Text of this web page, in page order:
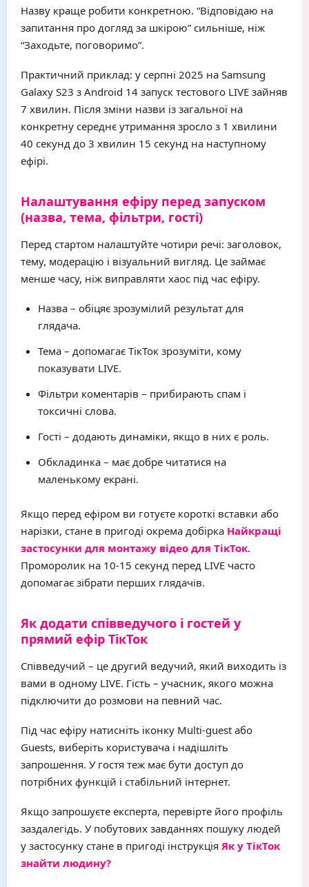
Назву краще робити конкретною. “Відповідаю на
запитання про догляд за шкірою” сильніше, ніж
“Заходьте, поговоримо”.
Практичний приклад: у серпні 2025 на Samsung
Galaxy S23 з Android 14 запуск тестового LIVE зайняв
7 хвилин. Після зміни назви із загальної на
конкретну середнє утримання зросло з 1 хвилини
40 секунд до 3 хвилин 15 секунд на наступному
ефірі.
Налаштування ефіру перед запуском
(назва, тема, фільтри, гості)
Перед стартом налаштуйте чотири речі: заголовок,
тему, модерацію і візуальний вигляд. Це займає
менше часу, ніж виправляти хаос під час ефіру.
Назва – обіцяє зрозумілий результат для
глядача.
Тема – допомагає ТікТок зрозуміти, кому
показувати LIVE.
Фільтри коментарів – прибирають спам і
токсичні слова.
Гості – додають динаміки, якщо в них є роль.
Обкладинка – має добре читатися на
маленькому екрані.
Якщо перед ефіром ви готуєте короткі вставки або
нарізки, стане в пригоді окрема добірка Найкращі
застосунки для монтажу відео для ТікТок.
Проморолик на 10-15 секунд перед LIVE часто
допомагає зібрати перших глядачів.
Як додати співведучого і гостей у
прямий ефір ТікТок
Співведучий – це другий ведучий, який виходить із
вами в одному LIVE. Гість – учасник, якого можна
підключити до розмови на певний час.
Під час ефіру натисніть іконку Multi-guest або
Guests, виберіть користувача і надішліть
запрошення. У гостя теж має бути доступ до
потрібних функцій і стабільний інтернет.
Якщо запрошуєте експерта, перевірте його профіль
заздалегідь. У побутових завданнях пошуку людей
у застосунку стане в пригоді інструкція Як у ТікТок
знайти людину?